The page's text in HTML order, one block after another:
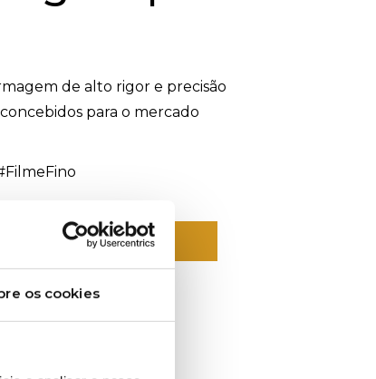
os cookies
de alto rigor e precisão
para o mercado
SOBRE ESTE PRODUTO?